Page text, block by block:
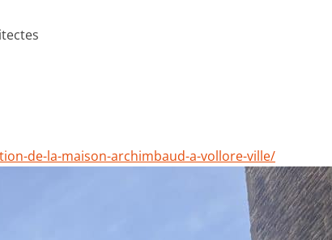
de-la-maison-archimbaud-a-vollore-ville/